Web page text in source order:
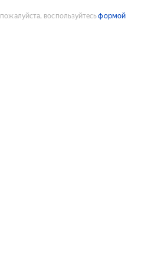
воспользуйтесьформой